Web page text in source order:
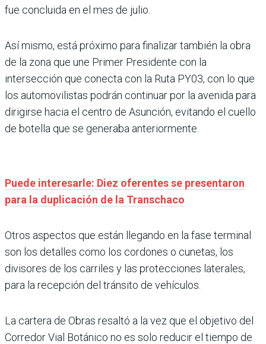
fue concluida en el mes de julio.
Así mismo, está próximo para finalizar también la obra
de la zona que une Primer Presidente con la
intersección que conecta con la Ruta PY03, con lo que
los automovilistas podrán continuar por la avenida para
dirigirse hacia el centro de Asunción, evitando el cuello
de botella que se generaba anteriormente.
Puede interesarle: Diez oferentes se presentaron
para la duplicación de la Transchaco
Otros aspectos que están llegando en la fase terminal
son los detalles como los cordones o cunetas, los
divisores de los carriles y las protecciones laterales,
para la recepción del tránsito de vehículos.
La cartera de Obras resaltó a la vez que el objetivo del
Corredor Vial Botánico no es solo reducir el tiempo de